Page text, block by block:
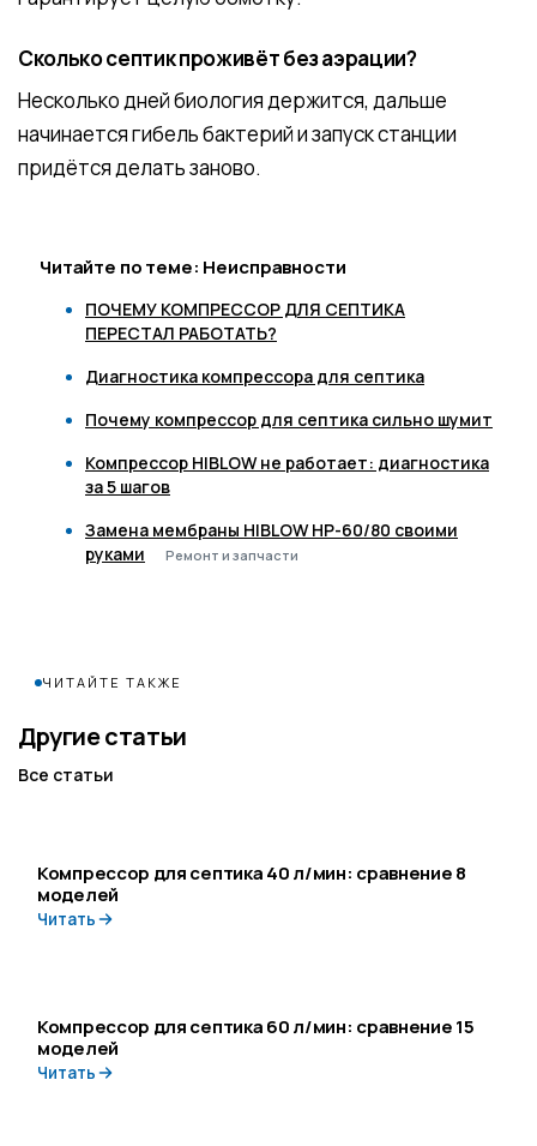
Сколько септик проживёт без аэрации?
Несколько дней биология держится, дальше
начинается гибель бактерий и запуск станции
придётся делать заново.
Читайте по теме: Неисправности
ПОЧЕМУ КОМПРЕССОР ДЛЯ СЕПТИКА
ПЕРЕСТАЛ РАБОТАТЬ?
Диагностика компрессора для септика
Почему компрессор для септика сильно шумит
Компрессор HIBLOW не работает: диагностика
за 5 шагов
Замена мембраны HIBLOW HP-60/80 своими
руками
Ремонт и запчасти
ЧИТАЙТЕ ТАКЖЕ
Другие статьи
Все статьи
Компрессор для септика 40 л/мин: сравнение 8
моделей
Читать
Компрессор для септика 60 л/мин: сравнение 15
моделей
Читать